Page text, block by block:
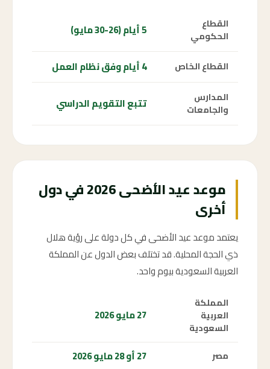
القطاع
الحكومي
5 أيام (26-30 مايو)
القطاع الخاص 4 أيام وفق نظام العمل
المدارس
والجامعات
تتبع التقويم الدراسي
موعد عيد الأضحى 2026 في دول
أخرى
يعتمد موعد عيد الأضحى في كل دولة على رؤية هلال
ذي الحجة المحلية. قد تختلف بعض الدول عن المملكة
العربية السعودية بيوم واحد.
المملكة
العربية
السعودية
27 مايو 2026
مصر 27 أو 28 مايو 2026